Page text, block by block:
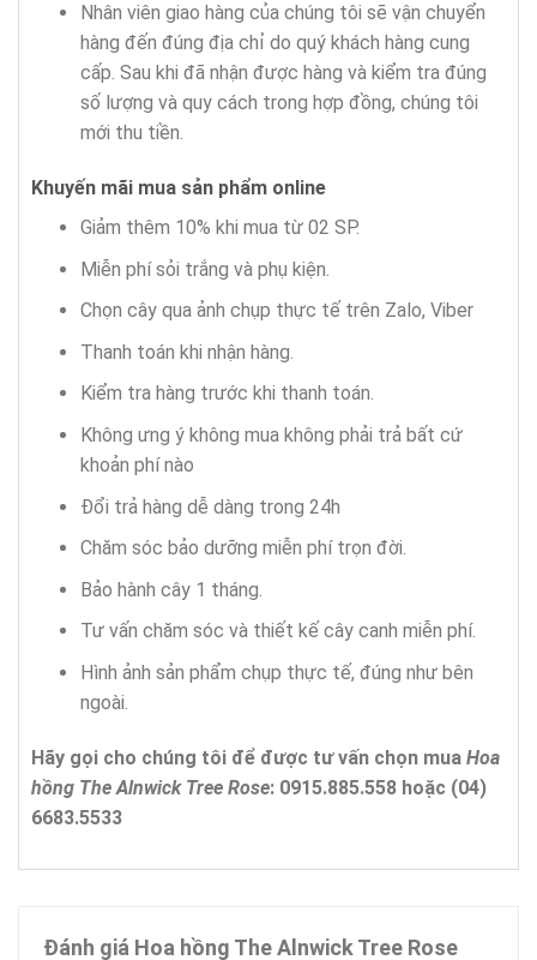
Nhân viên giao hàng của chúng tôi sẽ vận chuyển
hàng đến đúng địa chỉ do quý khách hàng cung
cấp. Sau khi đã nhận được hàng và kiểm tra đúng
số lượng và quy cách trong hợp đồng, chúng tôi
mới thu tiền.
Khuyến mãi mua sản phẩm online
Giảm thêm 10% khi mua từ 02 SP.
Miễn phí sỏi trắng và phụ kiện.
Chọn cây qua ảnh chụp thực tế trên Zalo, Viber
Thanh toán khi nhận hàng.
Kiểm tra hàng trước khi thanh toán.
Không ưng ý không mua không phải trả bất cứ
khoản phí nào
Đổi trả hàng dễ dàng trong 24h
Chăm sóc bảo dưỡng miễn phí trọn đời.
Bảo hành cây 1 tháng.
Tư vấn chăm sóc và thiết kế cây canh miễn phí.
Hình ảnh sản phẩm chụp thực tế, đúng như bên
ngoài.
Hãy gọi cho chúng tôi để được tư vấn chọn mua Hoa
hồng The Alnwick Tree Rose: 0915.885.558 hoặc (04)
6683.5533
Đánh giá Hoa hồng The Alnwick Tree Rose